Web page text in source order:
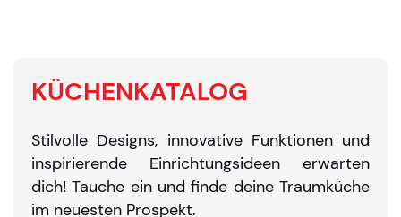
KÜCHENKATALOG
Stilvolle Designs, innovative Funktionen und
inspirierende Einrichtungsideen erwarten
dich! Tauche ein und finde deine Traumküche
im neuesten Prospekt.